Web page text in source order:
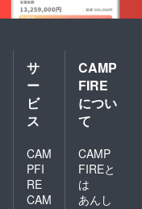
サ
ー
ビ
ス
CAM
PFI
RE
CAM
CAMP
FIRE
につい
て
CAMP
FIREと
は
あんし